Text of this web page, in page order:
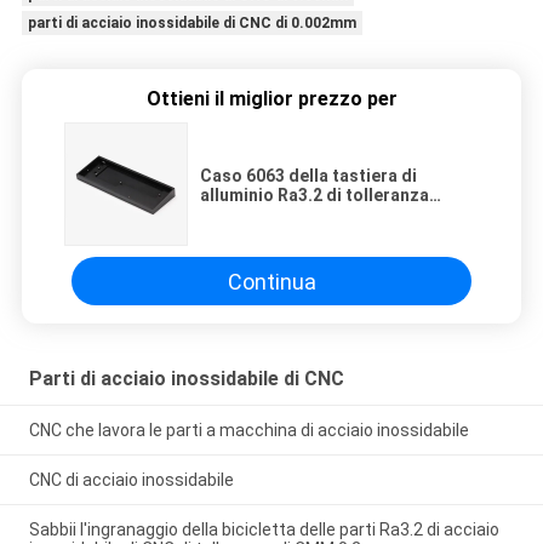
parti di acciaio inossidabile di CNC di 0.002mm
Ottieni il miglior prezzo per
Caso 6063 della tastiera di
alluminio Ra3.2 di tolleranza
Continua
Parti di acciaio inossidabile di CNC
CNC che lavora le parti a macchina di acciaio inossidabile
CNC di acciaio inossidabile
Sabbii l'ingranaggio della bicicletta delle parti Ra3.2 di acciaio